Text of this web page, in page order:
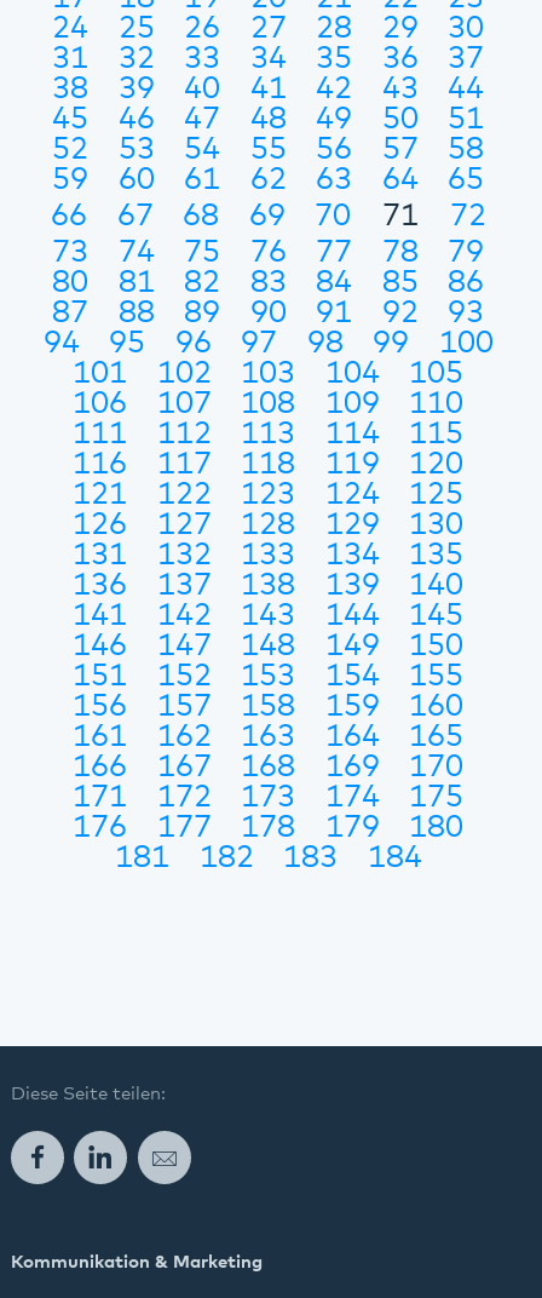
24
25 26 27 28 29
30
31
32 33 34 35 36
37
38
39 40 41 42 43
44
45
46 47 48 49 50
51
52
53 54 55 56 57
58
59
60 61 62 63 64
65
66
67 68 69 70 71
72
73
74 75 76 77 78
79
80
81 82 83 84 85
86
87
88 89 90 91 92
93
94
95 96 97 98 99
100
101
102 103 104
105
106
107 108 109
110
111
112 113 114
115
116
117 118 119
120
121
122 123 124
125
126
127 128 129
130
131
132 133 134
135
136
137 138 139
140
141
142 143 144
145
146
147 148 149
150
151
152 153 154
155
156
157 158 159
160
161
162 163 164
165
166
167 168 169
170
171
172 173 174
175
176
177 178 179
180
181
182 183 184
Diese Seite teilen:
FacebookLinkedInE-Mail
Kommunikation & Marketing